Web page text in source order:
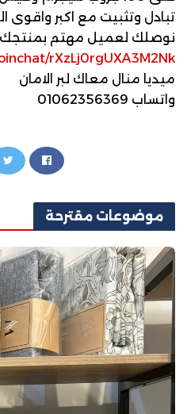
تبادل وتثبيت مع اكبر واقوى
نوصلك لعميل مهتم بمنتجك
rXzLj0rgUXA3M2Nk
ميديا منال معاك لبر الامان
واتساب 01062356369
موضوعات مقترحة